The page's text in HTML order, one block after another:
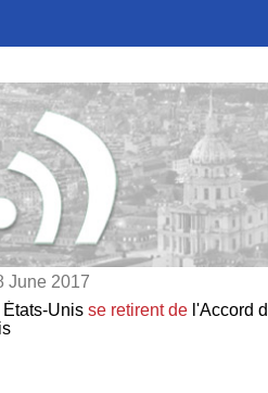
June 2017
États-Unis se retirent del'Accord